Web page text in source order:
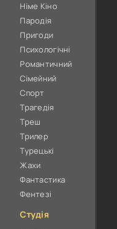
Німе Кіно
Пародія
Пригоди
Психологічні
Романтичний
Сімейний
Спорт
Трагедія
Треш
Трилер
Турецькі
Жахи
Фантастика
Фентезі
Студія